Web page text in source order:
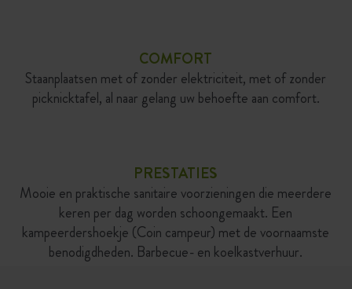
COMFORT
Staanplaatsen met of zonder elektriciteit, met of zonder
picknicktafel, al naar gelang uw behoefte aan comfort.
PRESTATIES
Mooie en praktische sanitaire voorzieningen die meerdere
keren per dag worden schoongemaakt. Een
kampeerdershoekje (Coin campeur) met de voornaamste
benodigdheden. Barbecue- en koelkastverhuur.